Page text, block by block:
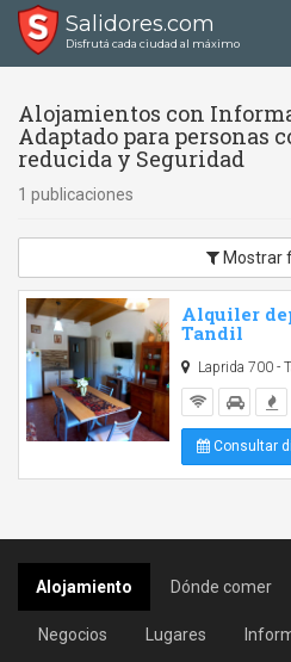
Salidores.com
Disfrutá cada ciudad al máximo
Alojamientos con
Adaptado para personas
reducida y Seguridad
1 publicaciones
Mostrar
Alquiler
Tandil
Laprida 700 -
Consultar
Alojamiento Dónde comer
Negocios Lugares